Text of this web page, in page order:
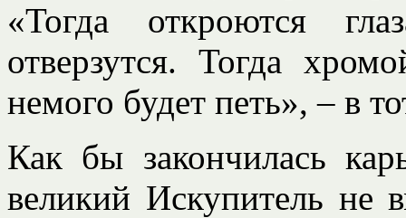
«Тогда откроются
отверзутся. Тогда
немого будет петь», – в
Как бы закончилась
великий Искупитель не